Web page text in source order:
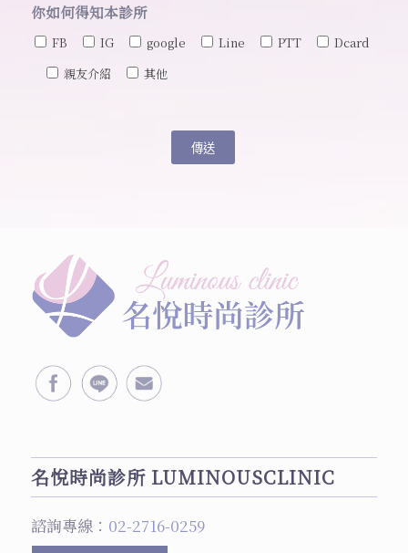
你如何得知本診所
FB IG google Line PTT
Dcard
親友介紹
其他
名悅時尚診所 LUMINOUSCLINIC
諮詢專線： 02-2716-0259